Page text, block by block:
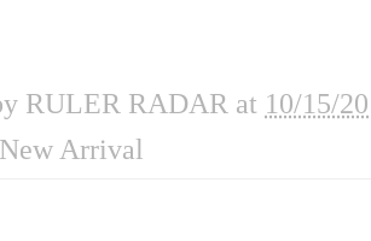
RULER RADAR at 10/15/
New Arrival